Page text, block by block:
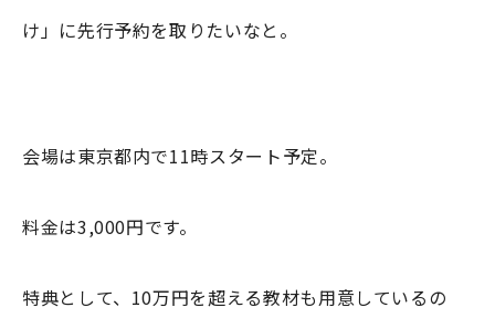
け」に先行予約を取りたいなと。
会場は東京都内で11時スタート予定。
料金は3,000円です。
特典として、10万円を超える教材も用意しているの